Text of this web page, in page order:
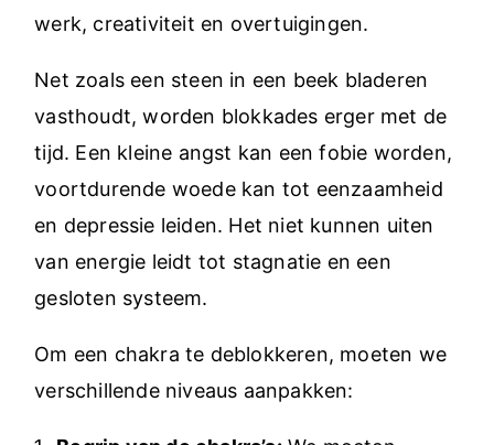
werk, creativiteit en overtuigingen.
Net zoals een steen in een beek bladeren
vasthoudt, worden blokkades erger met de
tijd. Een kleine angst kan een fobie worden,
voortdurende woede kan tot eenzaamheid
en depressie leiden. Het niet kunnen uiten
van energie leidt tot stagnatie en een
gesloten systeem.
Om een chakra te deblokkeren, moeten we
verschillende niveaus aanpakken: